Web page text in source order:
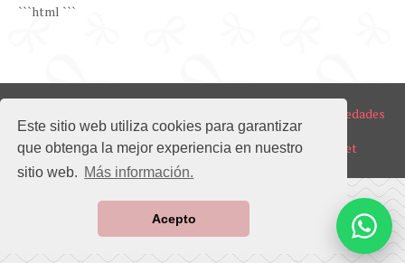
Este sitio web utiliza cookies para garantizar
que obtenga la mejor experiencia en nuestro
sitio web. Más información.
Acepto
```html ```
BOEL Realty | Venta y Alquiler de Propiedades
en Guayaquil Norte y Samborondón
Diseño del sitio web realizado porwww.ecuapromo.net